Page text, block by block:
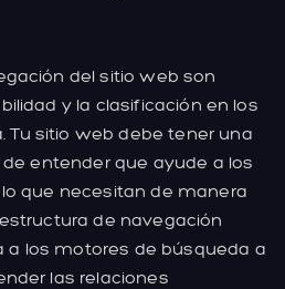
del sitio web son
y la clasificación en los
Tu sitio web debe tener una
entender que ayude a los
que necesitan de manera
de navegación
los motores de búsqueda a
las relaciones